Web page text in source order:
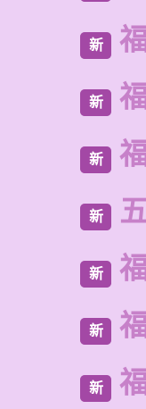
新
新
新
新
新
新
新